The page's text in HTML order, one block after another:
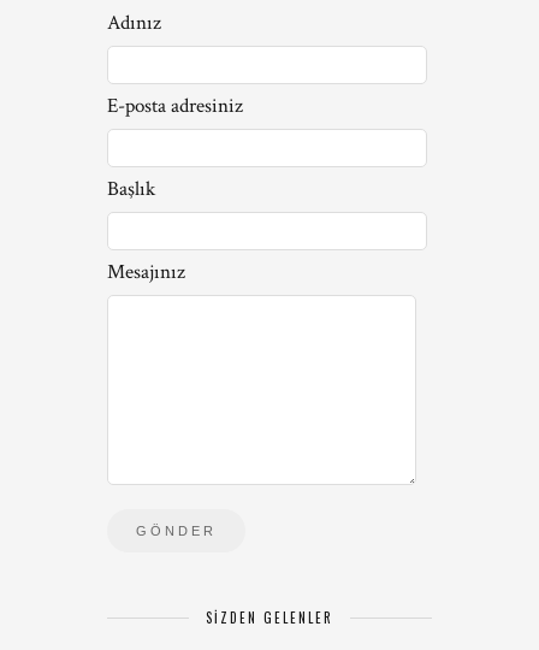
Adınız
E-posta adresiniz
Başlık
Mesajınız
SIZDEN GELENLER